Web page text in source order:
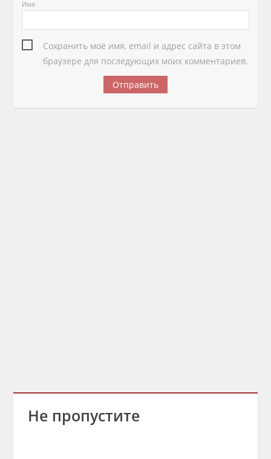
Имя
Сохранить моё имя, email и адрес сайта в этом
браузере для последующих моих комментариев.
Не пропустите